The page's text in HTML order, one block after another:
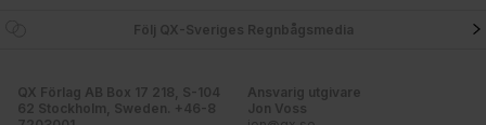
Följ QX-Sveriges Regnbågsmedia
QX Förlag AB Box 17 218, S-104
62 Stockholm, Sweden. +46-8
Ansvarig utgivare
Jon Voss